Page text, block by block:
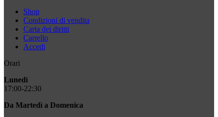
Shop
Condizioni di vendita
Carta dei diritti
Carrello
Accedi
Orari
Lunedì
17:00-22:30
Da Martedì a Domenica